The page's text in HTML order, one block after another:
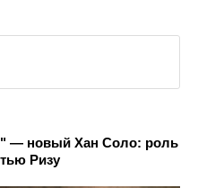
— новый Хан Соло: роль
Ризу